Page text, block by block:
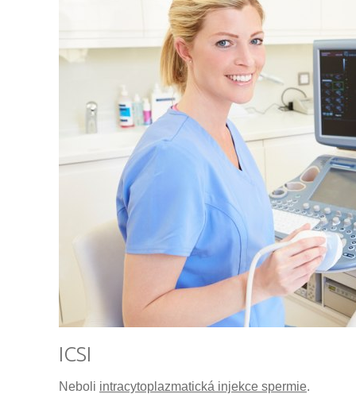
ICSI
Neboli intracytoplazmatická injekce spermie.